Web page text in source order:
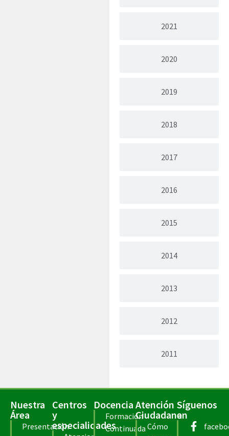
2021
2020
2019
2018
2017
2016
2015
2014
2013
2012
2011
Nuestra
Área
Presentación
Centros
y
especialidades
Docencia
Formación
Continuada
Atención
Ciudadana
Cómo
Síguenos
en